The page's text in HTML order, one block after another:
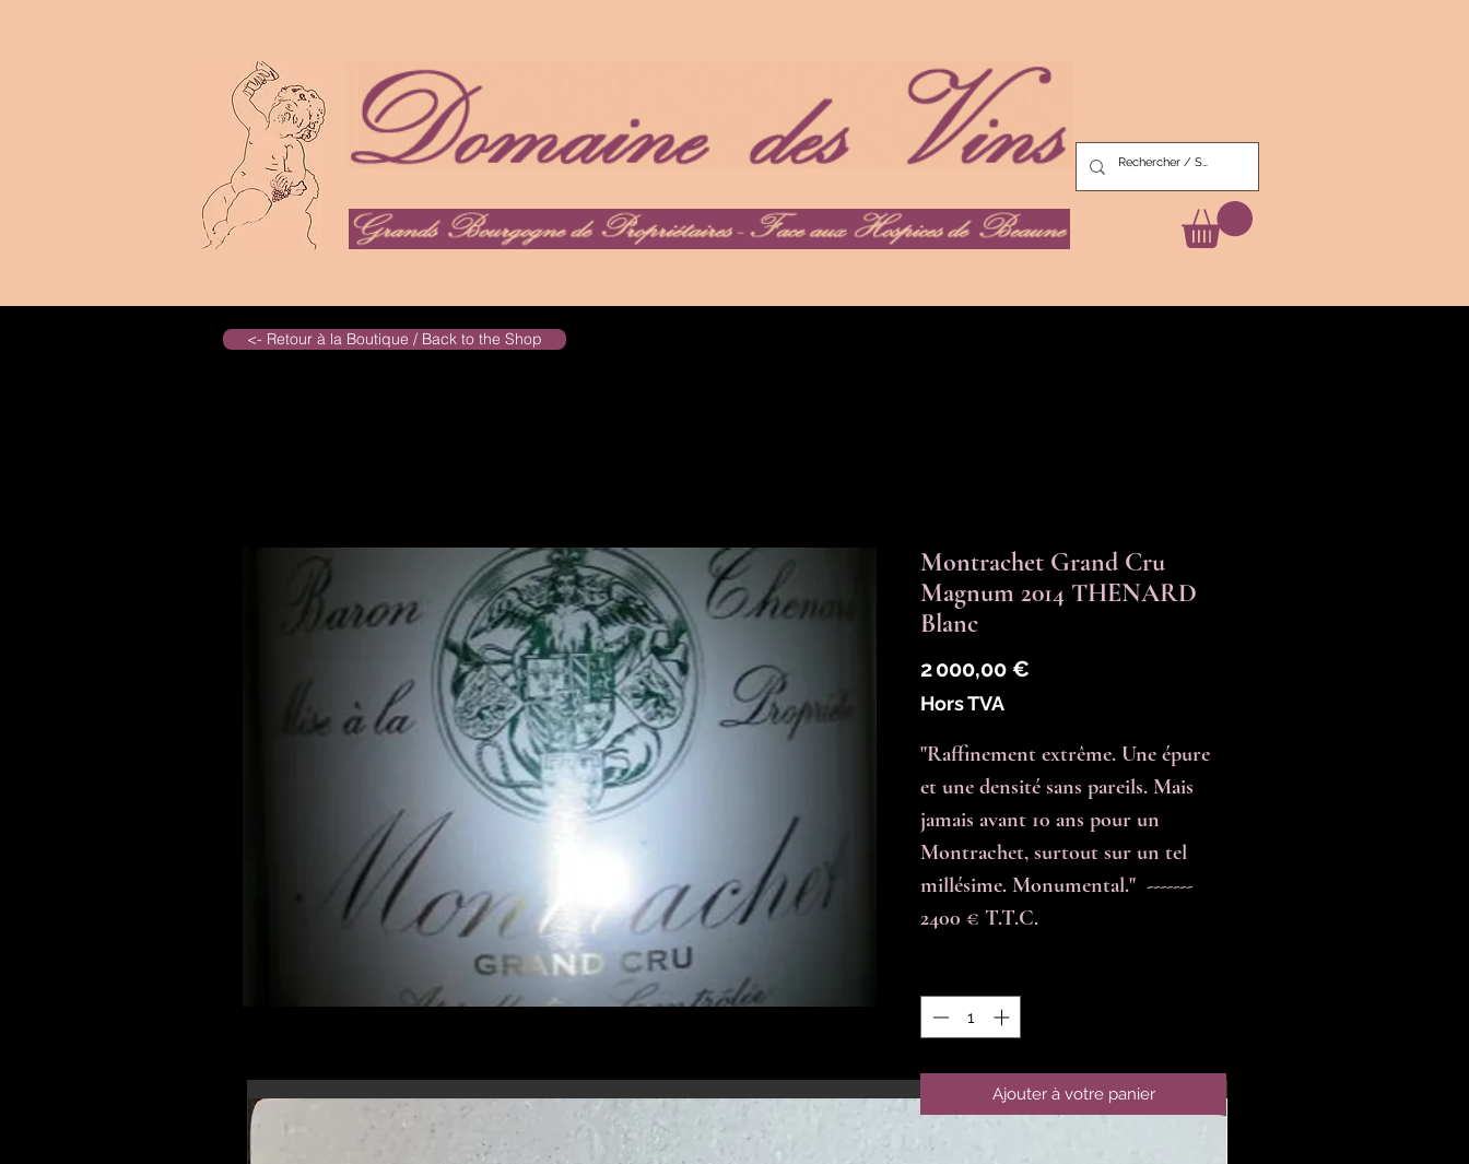
<- Retour à la Boutique / Back to the Shop
Montrachet Grand Cru
Magnum 2014 THENARD
Blanc
2 000,00 €
Hors TVA
"Raffinement extrême. Une épure
et une densité sans pareils. Mais
jamais avant 10 ans pour un
Montrachet, surtout sur un tel
millésime. Monumental."  -------
2400 € T.T.C.
Ajouter à votre panier